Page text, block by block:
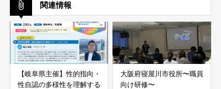
関連情報
【岐阜県主催】性的指向・
性自認の多様性を理解する
大阪府寝屋川市役所〜職員
向け研修〜